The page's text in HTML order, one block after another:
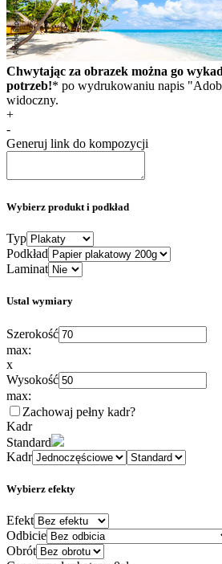
Chwytając za obrazek można go
potrzeb!* po wydrukowaniu napis
widoczny.
+
-
Generuj link do kompozycji
Wybierz produkt i podkład
Typ
Podkład
Laminat
Ustal wymiary
Szerokość
max:
x
Wysokość
max:
Zachowaj pełny kadr?
Kadr
Standard
Kadr
Wybierz efekty
Efekt
Odbicie
Obrót